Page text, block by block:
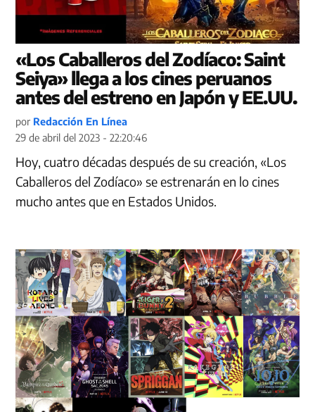
«Los Caballeros del Zodíaco: Saint
Seiya» llega a los cines peruanos
antes del estreno en Japón y EE.UU.
por Redacción En Línea
29 de abril del 2023 - 22:20:46
Hoy, cuatro décadas después de su creación, «Los
Caballeros del Zodíaco» se estrenarán en lo cines
mucho antes que en Estados Unidos.